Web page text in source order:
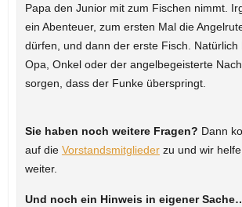
Papa den Junior mit zum Fischen nimmt.
ein Abenteuer, zum ersten Mal die
dürfen, und dann der erste Fisch. Natürlich
Opa, Onkel oder der angelbegeisterte
sorgen, dass der Funke überspringt.
Sie haben noch weitere Fragen? Dann
auf die Vorstandsmitgliederzu und wir
weiter.
Und noch ein Hinweis in eigener